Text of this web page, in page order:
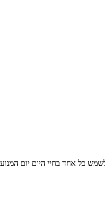
כל אחד בחיי היום יום